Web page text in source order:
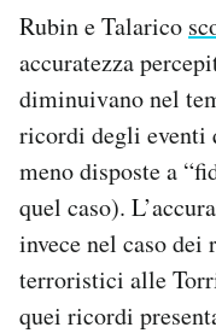
Rubin e Talarico
accuratezza
diminuivano nel
ricordi degli eventi
meno disposte a
quel caso).
invece nel caso
terroristici alle
quei ricordi